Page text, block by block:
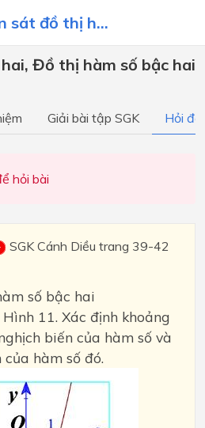
sát đồ thị h...
Đồ thị hàm số bậc hai
Giải bài tập SGK Hỏi
hỏi bài
SGK Cánh Diều trang 39-42
số bậc hai
11. Xác định khoảng
biến của hàm số và
hàm số đó.